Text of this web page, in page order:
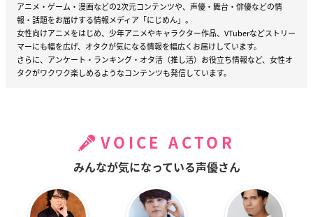
アニメ・ゲーム・漫画などの2次元コンテンツや、声優・舞台・俳優などの情
報・話題をお届けする情報メディア「にじめん」。
女性向けアニメをはじめ、少年アニメやキャラクター作品、VTuberなどストリー
マーにも幅を広げ、オタクが気になる情報を幅広くお届けしています。
さらに、アンケート・ランキング・オタ活（推し活）お役立ち情報など、女性オ
タクがワクワク楽しめるようなコンテンツも発信しています。
VOICE ACTOR
みんなが気になっている声優さん